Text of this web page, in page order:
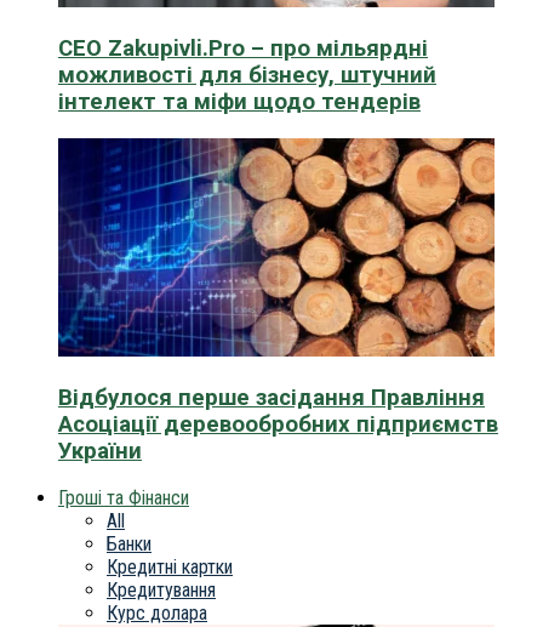
CEO Zakupivli.Pro – про мільярдні
можливості для бізнесу, штучний
інтелект та міфи щодо тендерів
Відбулося перше засідання Правління
Асоціації деревообробних підприємств
України
Гроші та Фінанси
All
Банки
Кредитні картки
Кредитування
Курс долара